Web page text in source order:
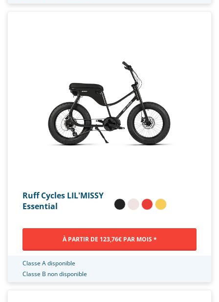
Ruff Cycles LIL'MISSY
Essential
À PARTIR DE 123,76€ PAR MOIS *
Classe A disponible
Classe B non disponible